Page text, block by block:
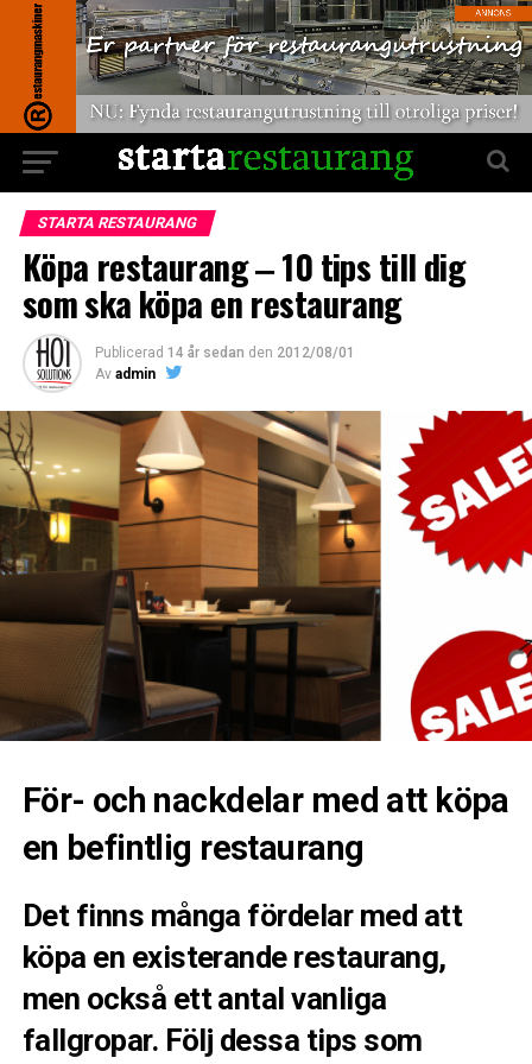
STARTA RESTAURANG
Köpa restaurang ‒ 10 tips till dig
som ska köpa en restaurang
Publicerad 14 år sedan den 2012/08/01
Av admin
För- och nackdelar med att köpa
en befintlig restaurang
Det finns många fördelar med att
köpa en existerande restaurang,
men också ett antal vanliga
fallgropar. Följ dessa tips som